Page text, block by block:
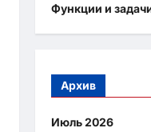
Функции и
Архив
Июль 2026